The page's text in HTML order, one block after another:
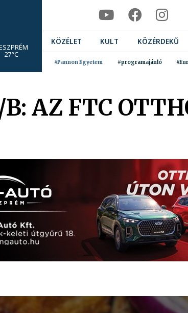
27°C
KÖZÉLET KULT KÖZÉRDEKŰ
#Pannon Egyetem #programajánló
AZ FTC